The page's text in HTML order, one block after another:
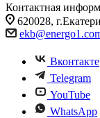
Контактная
620028,
Вконтакте
Telegram
YouTube
WhatsApp